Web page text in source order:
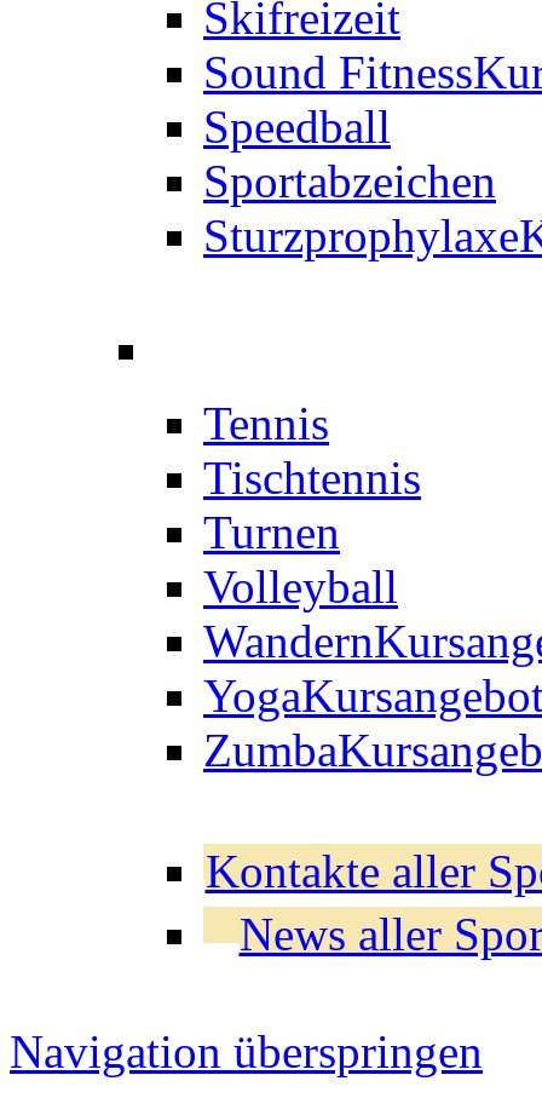
Skifreizeit
Sound Fitness
Speedball
Sportabzeichen
Sturzprophylaxe
Tennis
Tischtennis
Turnen
Volleyball
Wandern
Yoga
Zumba
Kontakte aller
News aller
Navigation überspringen